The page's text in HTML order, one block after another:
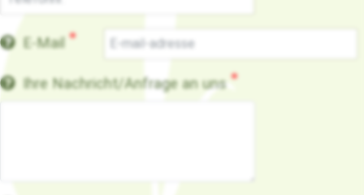
E-Mail
Ihre Nachricht/Anfrage an uns